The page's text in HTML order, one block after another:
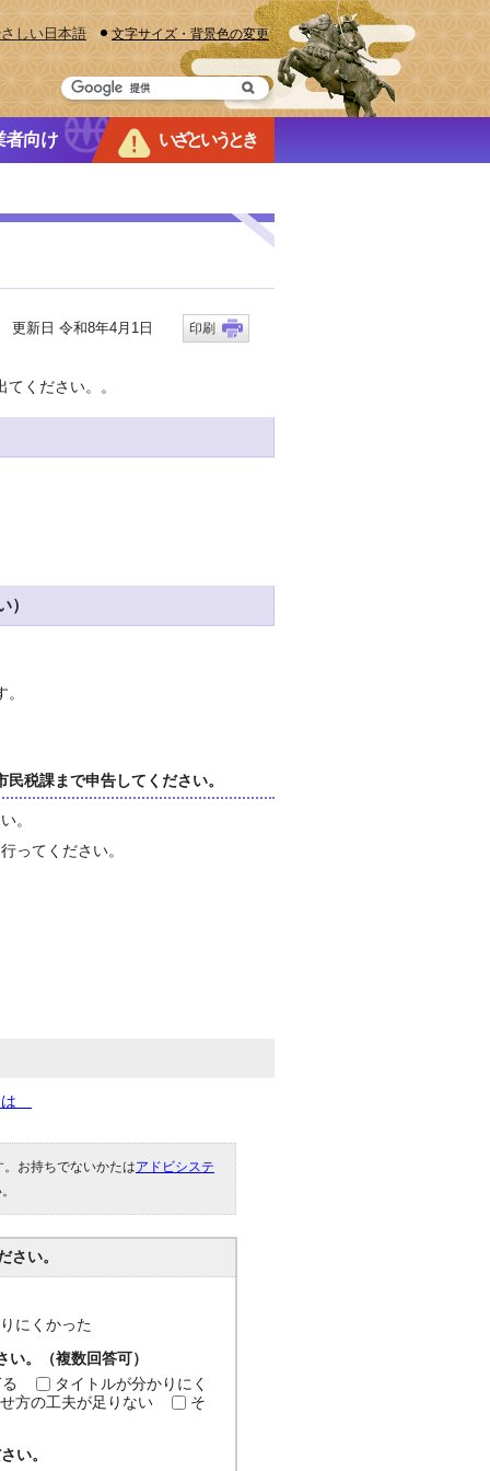
しい日本語 文字サイズ・背景色の変更
者向け いざというとき
更新日 令和8年4月1日 印刷
ください。。
税課まで申告してください。
。
ってください。
は
お持ちでないかたはアドビシステ
さい。
にくかった
。（複数回答可）
タイトルが分かりにく
方の工夫が足りない
そ
い。